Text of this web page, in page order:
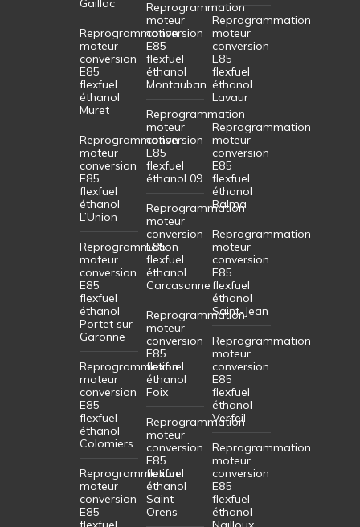
Gaillac
Reprogrammation
moteur
conversion
E85
flexfuel
éthanol
Muret
Reprogrammation
moteur
conversion
E85
flexfuel
éthanol
L’Union
Reprogrammation
moteur
conversion
E85
flexfuel
éthanol
Portet sur
Garonne
Reprogrammation
moteur
conversion
E85
flexfuel
éthanol
Colomiers
Reprogrammation
moteur
conversion
E85
Reprogrammation
moteur
conversion
E85
flexfuel
éthanol
Montauban
Reprogrammation
moteur
conversion
E85
flexfuel
éthanol 09
Reprogrammation
moteur
conversion
E85
flexfuel
éthanol
Carcasonne
Reprogrammation
moteur
conversion
E85
flexfuel
éthanol
Foix
Reprogrammation
moteur
conversion
E85
flexfuel
éthanol
Saint-
Orens
Reprogrammation
moteur
conversion
E85
flexfuel
éthanol
Lavaur
Reprogrammation
moteur
conversion
E85
flexfuel
éthanol
Balma
Reprogrammation
moteur
conversion
E85
flexfuel
éthanol
Saint-Jean
Reprogrammation
moteur
conversion
E85
flexfuel
éthanol
Verfeil
Reprogrammation
moteur
conversion
E85
flexfuel
éthanol